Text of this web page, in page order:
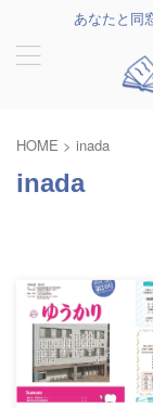
あなたと同
HOME > inada
inada